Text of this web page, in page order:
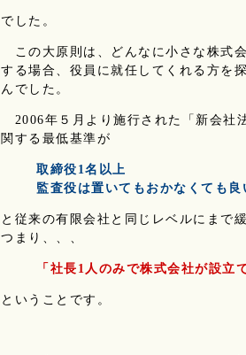
でした。
この大原則は、どんなに小さな株式
する場合、役員に就任してくれる方を
んでした。
2006年５月より施行された「新会社
関する最低基準が
取締役 1名以上
監査役 は置いてもおかなくても良
と従来の有限会社と同じレベルにまで
つまり、、、
「社長1人のみで株式会社が設立
ということです。